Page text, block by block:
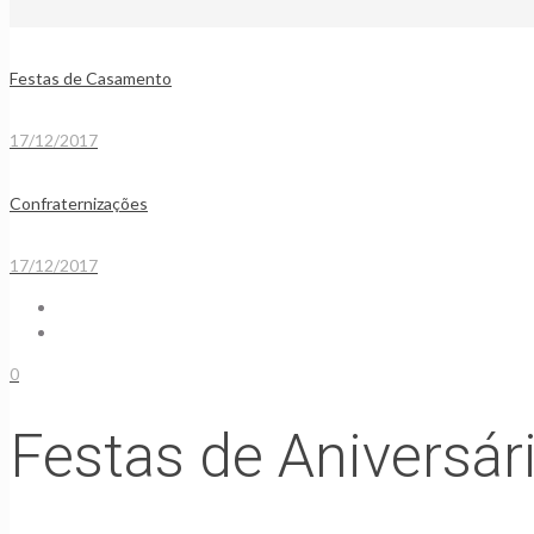
Festas de Casamento
17/12/2017
Confraternizações
17/12/2017
0
Festas de